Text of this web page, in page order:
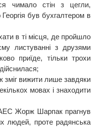
чимало стін з цегли,
був бухгалтером в
в ті місця, де пройшло
листуванні з друзями
приїде, тільки трохи
вижити лише завдяки
мовах і знаходити
АЕС Жорж Шарпак прагнув
людей, проте радянська